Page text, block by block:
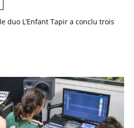
duo L’Enfant Tapir a conclu trois